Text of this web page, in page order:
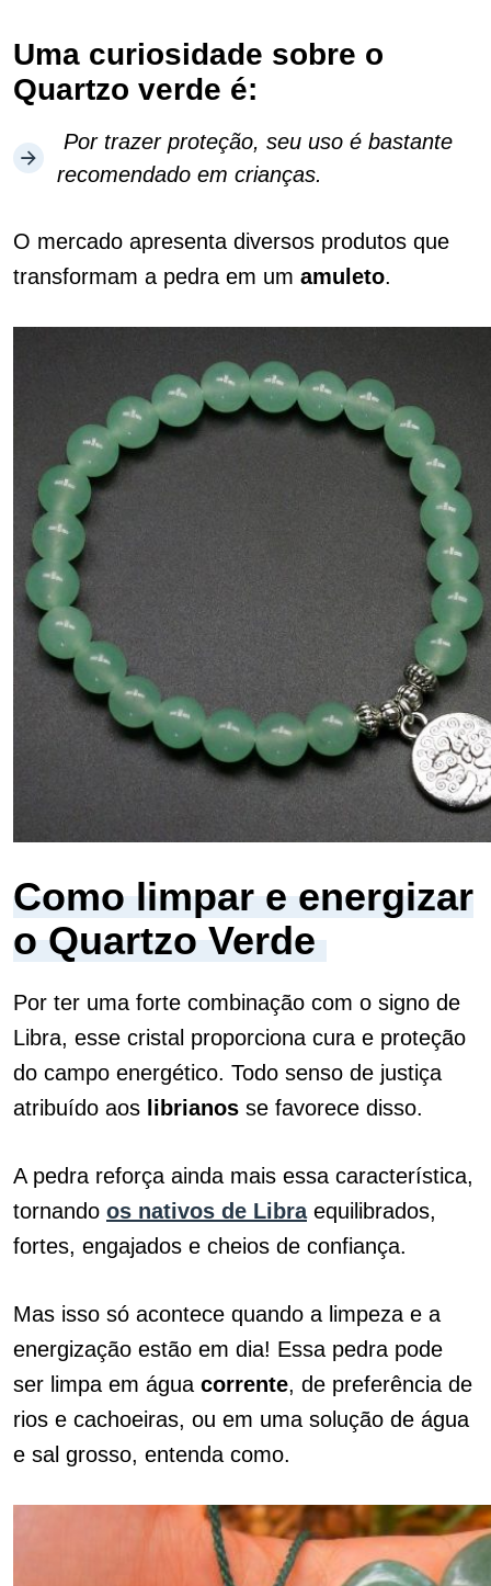
Uma curiosidade sobre o
Quartzo verde é:
Por trazer proteção, seu uso é bastante
recomendado em crianças.
O mercado apresenta diversos produtos que
transformam a pedra em um amuleto.
Como limpar e energizar
o Quartzo Verde
Por ter uma forte combinação com o signo de
Libra, esse cristal proporciona cura e proteção
do campo energético. Todo senso de justiça
atribuído aos librianos se favorece disso.
A pedra reforça ainda mais essa característica,
tornando os nativos de Libraequilibrados,
fortes, engajados e cheios de confiança.
Mas isso só acontece quando a limpeza e a
energização estão em dia! Essa pedra pode
ser limpa em água corrente, de preferência de
rios e cachoeiras, ou em uma solução de água
e sal grosso, entenda como.